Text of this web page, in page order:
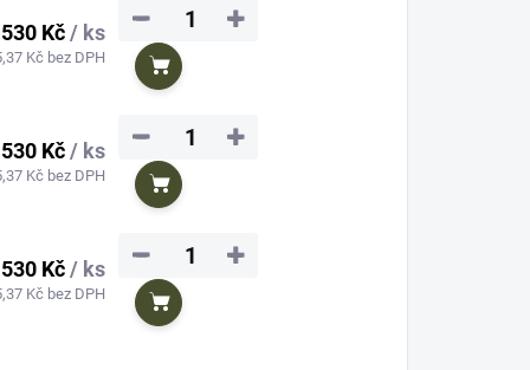
Kč/ ks
Kč bez DPH
+
−
Do košíku
Kč/ ks
Kč bez DPH
+
−
Do košíku
Kč/ ks
Kč bez DPH
+
−
Do košíku